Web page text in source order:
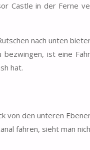
Castle in der Ferne
nach unten
bezwingen, ist eine
hat.
von den unteren
fahren, sieht man